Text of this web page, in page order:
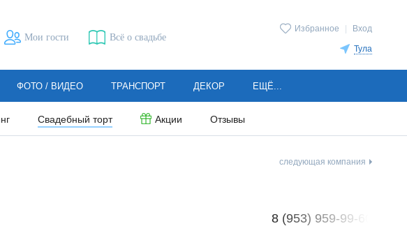
Избранное Вход
Тула
Мои гости Всё о свадьбе
Свадебный торт Акции Отзывы
ФОТО / ВИДЕО ТРАНСПОРТ ДЕКОР ЕЩЁ...
следующая компания
8 (953) 959-99-60